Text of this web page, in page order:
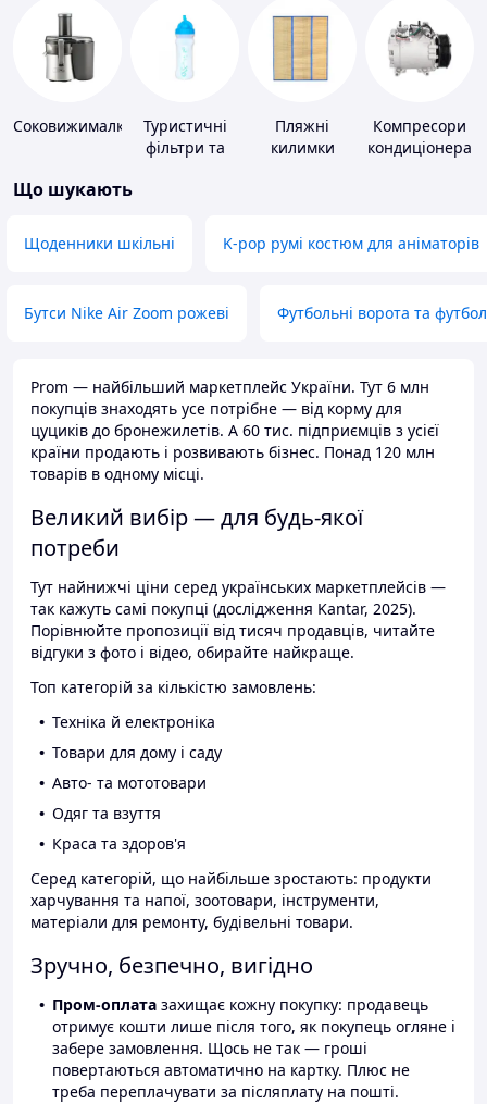
Соковижималки
Туристичні
фільтри та
Пляжні
килимки
Компресори
кондиціонера
Що шукають
Щоденники шкільні K-pop румі костюм для аніматорів
Бутси Nike Air Zoom рожеві Футбольні ворота та
Prom — найбільший маркетплейс України. Тут 6 млн
покупців знаходять усе потрібне — від корму для
цуциків до бронежилетів. А 60 тис. підприємців з усієї
країни продають і розвивають бізнес. Понад 120 млн
товарів в одному місці.
Великий вибір — для будь-якої
потреби
Тут найнижчі ціни серед українських маркетплейсів —
так кажуть самі покупці (дослідження Kantar, 2025).
Порівнюйте пропозиції від тисяч продавців, читайте
відгуки з фото і відео, обирайте найкраще.
Топ категорій за кількістю замовлень:
Техніка й електроніка
Товари для дому і саду
Авто- та мототовари
Одяг та взуття
Краса та здоров'я
Серед категорій, що найбільше зростають: продукти
харчування та напої, зоотовари, інструменти,
матеріали для ремонту, будівельні товари.
Зручно, безпечно, вигідно
Пром-оплата захищає кожну покупку: продавець
отримує кошти лише після того, як покупець огляне і
забере замовлення. Щось не так — гроші
повертаються автоматично на картку. Плюс не
треба переплачувати за післяплату на пошті.